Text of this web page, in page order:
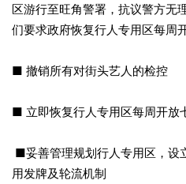
区游行至旺角警署，抗议警方无
们要求政府恢复行人专用区每周
■ 撤销所有对街头艺人的检控
■ 立即恢复行人专用区每周开放
■妥善管理规划行人专用区，设
用发牌及轮流机制